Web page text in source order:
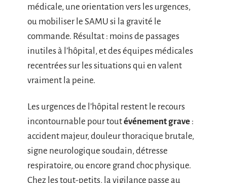
médicale, une orientation vers les urgences,
ou mobiliser le SAMU si la gravité le
commande. Résultat : moins de passages
inutiles à l’hôpital, et des équipes médicales
recentrées sur les situations qui en valent
vraiment la peine.
Les urgences de l’hôpital restent le recours
incontournable pour toutévénement grave :
accident majeur, douleur thoracique brutale,
signe neurologique soudain, détresse
respiratoire, ou encore grand choc physique.
Chez les tout-petits, la vigilance passe au